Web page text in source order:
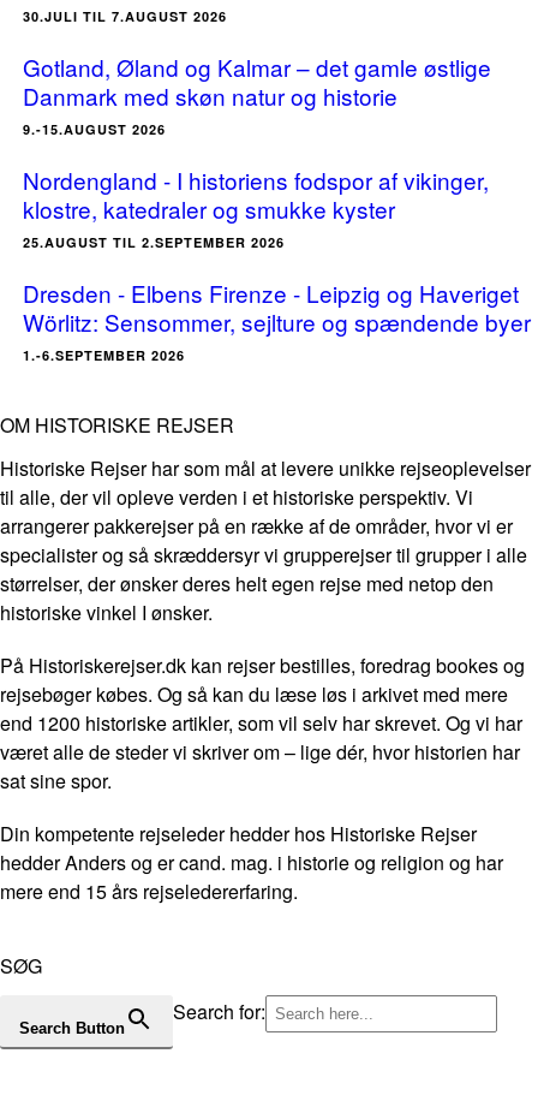
30.JULI TIL 7.AUGUST 2026
Gotland, Øland og Kalmar – det gamle østlige
Danmark med skøn natur og historie
9.-15.AUGUST 2026
Nordengland - I historiens fodspor af vikinger,
klostre, katedraler og smukke kyster
25.AUGUST TIL 2.SEPTEMBER 2026
Dresden - Elbens Firenze - Leipzig og Haveriget
Wörlitz: Sensommer, sejlture og spændende byer
1.-6.SEPTEMBER 2026
OM HISTORISKE REJSER
Historiske Rejser har som mål at levere unikke rejseoplevelser
til alle, der vil opleve verden i et historiske perspektiv. Vi
arrangerer pakkerejser på en række af de områder, hvor vi er
specialister og så skræddersyr vi grupperejser til grupper i alle
størrelser, der ønsker deres helt egen rejse med netop den
historiske vinkel I ønsker.
På Historiskerejser.dk kan rejser bestilles, foredrag bookes og
rejsebøger købes. Og så kan du læse løs i arkivet med mere
end 1200 historiske artikler, som vil selv har skrevet. Og vi har
været alle de steder vi skriver om – lige dér, hvor historien har
sat sine spor.
Din kompetente rejseleder hedder hos Historiske Rejser
hedder Anders og er cand. mag. i historie og religion og har
mere end 15 års rejseledererfaring.
SØG
Search for:
Search Button